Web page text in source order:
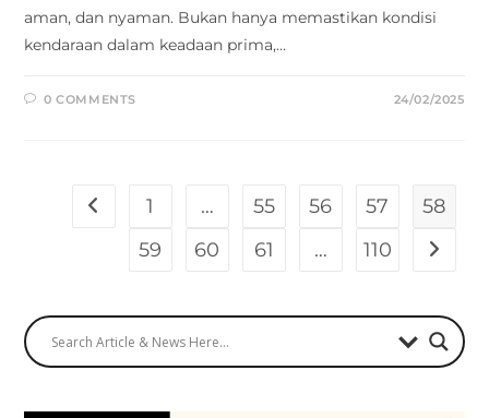
aman, dan nyaman. Bukan hanya memastikan kondisi
kendaraan dalam keadaan prima,…
0 COMMENTS 24/02/2025
1 … 55 56 57
58
59
60 61 … 110